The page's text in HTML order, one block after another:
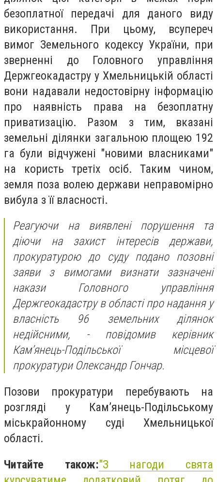
безоплатної передачі для даного виду
використання. При цьому, всупереч
вимог Земельного кодексу України, при
зверненні до Головного управління
Держгеокадастру у Хмельницькій області
вони надавали недостовірну інформацію
про наявність права на безоплатну
приватизацію. Разом з тим, вказані
земельні ділянки загальною площею 192
га були відчужені "новими власниками"
на користь третіх осіб. Таким чином,
земля поза волею держави неправомірно
вибула з її власності.
Реагуючи на виявлені порушення та
діючи на захист інтересів держави,
прокуратурою до суду подано позовні
заяви з вимогами визнати зазначені
накази Головного управління
Держгеокадастру в області про надання у
власність 96 земельних ділянок
недійсними, - повідомив керівник
Кам’янець-Подільської місцевої
прокуратури Олександр Гончар.
Позови прокуратури перебувають на
розгляді у Кам’янець-Подільському
міськрайонному суді Хмельницької
області.
Читайте також:"З нагоди свята